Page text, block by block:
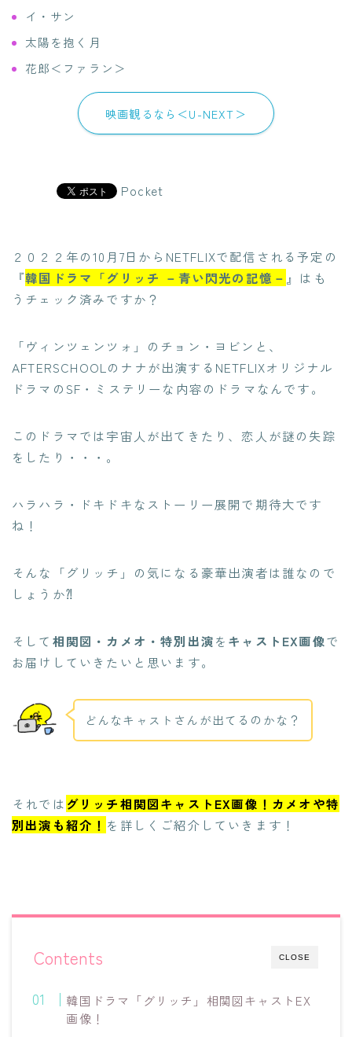
イ・サン
太陽を抱く月
花郎＜ファラン＞
映画観るなら＜U-NEXT＞
Pocket
２０２２年の10月7日からNETFLIXで配信される予定の
『韓国ドラマ「グリッチ －青い閃光の記憶－ 』はも
うチェック済みですか？
「ヴィンツェンツォ」のチョン・ヨビンと、
AFTERSCHOOLのナナが出演するNETFLIXオリジナル
ドラマのSF・ミステリーな内容のドラマなんです。
このドラマでは宇宙人が出てきたり、恋人が謎の失踪
をしたり・・・。
ハラハラ・ドキドキなストーリー展開で期待大です
ね！
そんな「グリッチ」の気になる豪華出演者は誰なので
しょうか⁈
そして 相関図・カメオ・特別出演を キャストEX画像で
お届けしていきたいと思います。
どんなキャストさんが出てるのかな？
それでは グリッチ相関図キャストEX画像！カメオや特
別出演も紹介！ を詳しくご紹介していきます！
CLOSE
Contents
韓国ドラマ「グリッチ」相関図キャストEX
画像！